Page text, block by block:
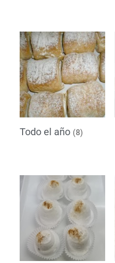
Todo el año (8)